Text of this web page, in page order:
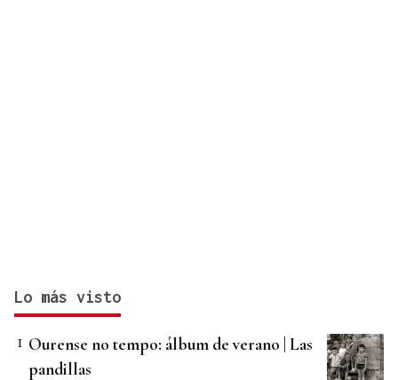
Lo más visto
Ourense no tempo: álbum de verano | Las
pandillas